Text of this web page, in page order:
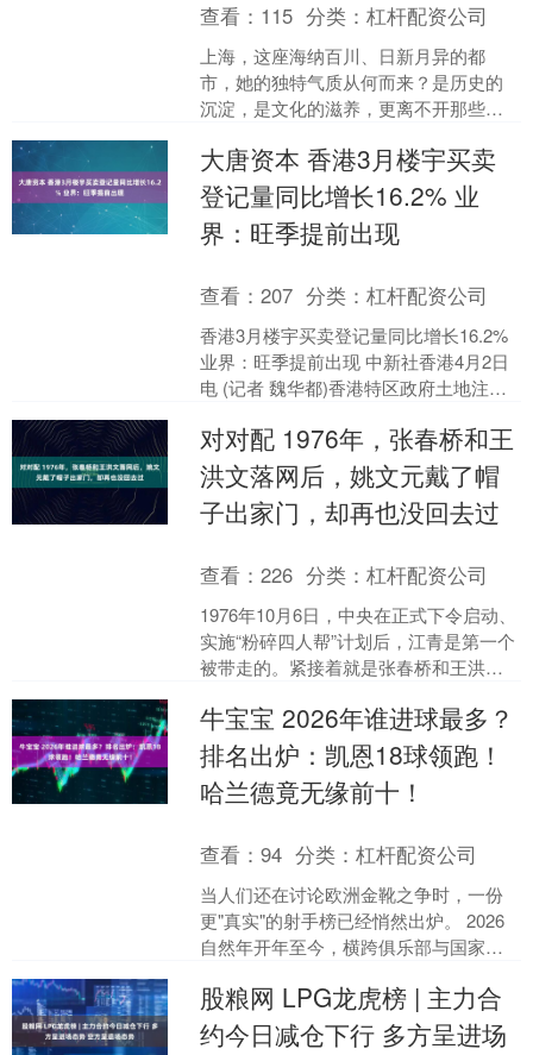
查看： 115 分类：杠杆配资公司
上海，这座海纳百川、日新月异的都
市，她的独特气质从何而来？是历史的
沉淀，是文化的滋养，更离不开那些曾
深烙印在城市肌理中的先贤人....
大唐资本 香港3月楼宇买卖
登记量同比增长16.2% 业
界：旺季提前出现
查看：207 分类：杠杆配资公司
香港3月楼宇买卖登记量同比增长16.2%
业界：旺季提前出现 中新社香港4月2日
电 (记者 魏华都)香港特区政府土地注册
所有....
对对配 1976年，张春桥和王
洪文落网后，姚文元戴了帽
子出家门，却再也没回去过
查看：226 分类：杠杆配资公司
1976年10月6日，中央在正式下令启动、
实施“粉碎四人帮”计划后，江青是第一个
被带走的。紧接着就是张春桥和王洪文
悉，负责抓捕....
牛宝宝 2026年谁进球最多？
排名出炉：凯恩18球领跑！
哈兰德竟无缘前十！
查看：94 分类：杠杆配资公司
当人们还在讨论欧洲金靴之争时，一份
更"真实"的射手榜已经悄然出炉。 2026
自然年开年至今，横跨俱乐部与国家队
知。令人意外的....
股粮网 LPG龙虎榜 | 主力合
约今日减仓下行 多方呈进场